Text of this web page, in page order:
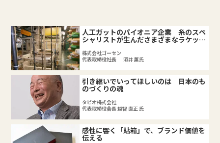
人工ガットのパイオニア企業 糸のスペ
シャリストが生んださまざまなラケット
用ガット
株式会社ゴーセン
代表取締役社長 酒井 薫氏
引き継いでいってほしいのは 日本のも
のづくりの魂
タビオ株式会社
代表取締役会長 越智 直正 氏
感性に響く「貼箱」で、ブランド価値を
伝える